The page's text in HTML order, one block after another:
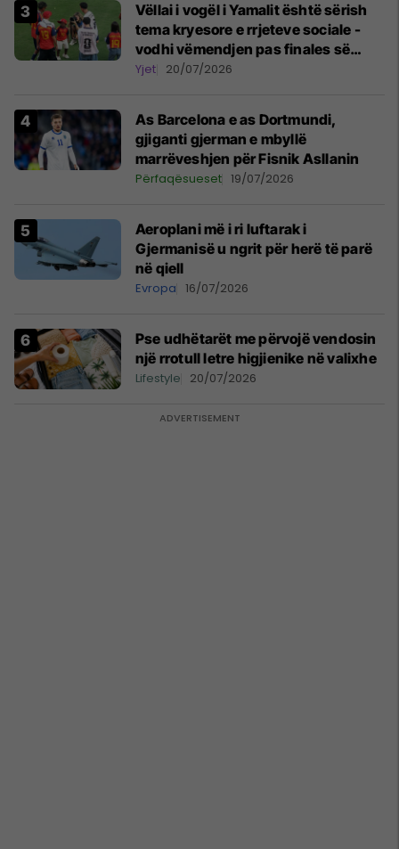
Vëllai i vogël i Yamalit është sërish
tema kryesore e rrjeteve sociale -
vodhi vëmendjen pas finales së
Kupës së Botës
Yjet 20/07/2026
As Barcelona e as Dortmundi,
gjiganti gjerman e mbyllë
marrëveshjen për Fisnik Asllanin
Përfaqësueset 19/07/2026
Aeroplani më i ri luftarak i
Gjermanisë u ngrit për herë të parë
në qiell
Evropa 16/07/2026
Pse udhëtarët me përvojë vendosin
një rrotull letre higjienike në valixhe
Lifestyle 20/07/2026